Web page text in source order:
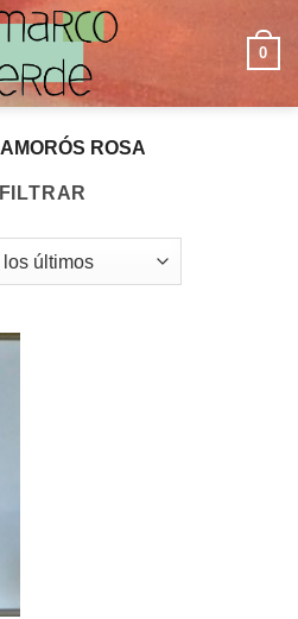
0
AMORÓS ROSA
FILTRAR